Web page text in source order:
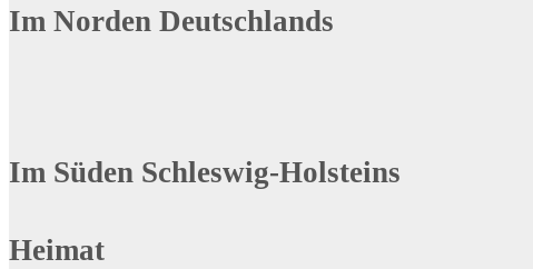
Im Norden Deutschlands
Im Süden Schleswig-Holsteins
Heimat